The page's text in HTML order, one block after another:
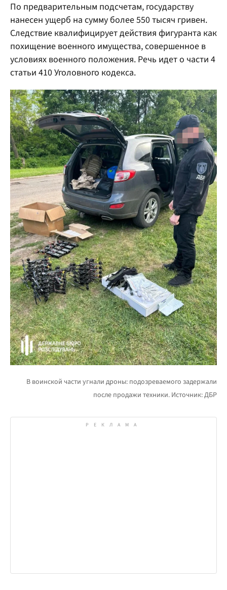
По предварительным подсчетам, государству
нанесен ущерб на сумму более 550 тысяч гривен.
Следствие квалифицирует действия фигуранта как
похищение военного имущества, совершенное в
условиях военного положения. Речь идет о части 4
статьи 410 Уголовного кодекса.